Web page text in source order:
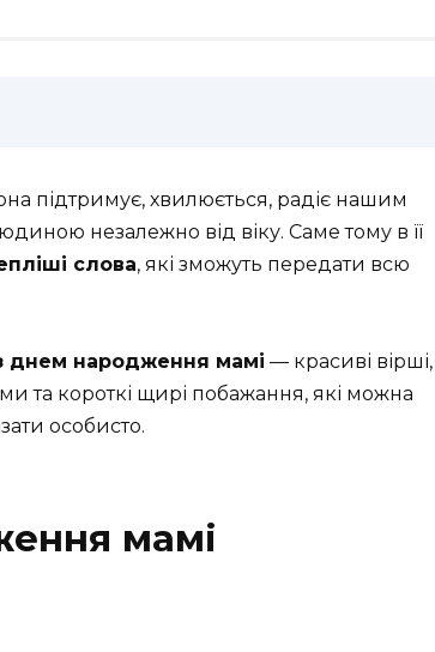
підтримує, хвилюється, радіє нашим
незалежно від віку. Саме тому в її
слова, які зможуть передати всю
днем народження мамі — красиві вірші,
та короткі щирі побажання, які можна
особисто.
мамі